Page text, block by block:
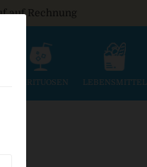
auf Rechnung
SPIRITUOSEN LEBENSMITTEL